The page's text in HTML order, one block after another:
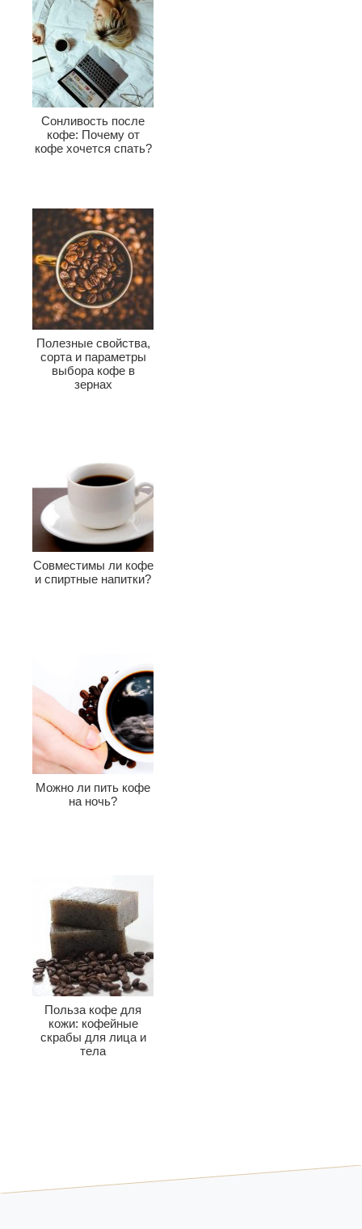
Сонливость после
кофе: Почему от
кофе хочется спать?
Полезные свойства,
сорта и параметры
выбора кофе в
зернах
Совместимы ли кофе
и спиртные напитки?
Можно ли пить кофе
на ночь?
Польза кофе для
кожи: кофейные
скрабы для лица и
тела